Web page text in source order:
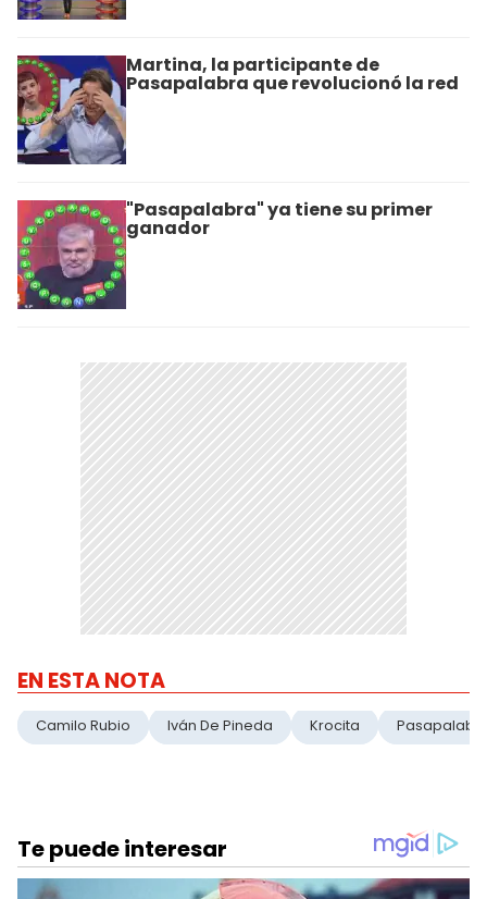
Martina, la participante de
Pasapalabra que revolucionó la red
"Pasapalabra" ya tiene su primer
ganador
EN ESTA NOTA
Camilo Rubio Iván De Pineda Krocita